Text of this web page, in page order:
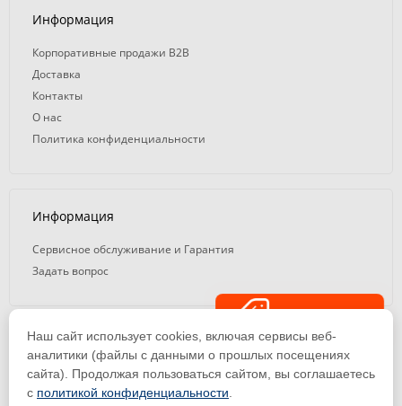
Информация
Корпоративные продажи B2B
Доставка
Контакты
О нас
Политика конфиденциальности
Информация
Сервисное обслуживание и Гарантия
Задать вопрос
© 2008 — 2026. ООО «ТК Вэлд Плюс»
Email: ideasvarki@wp116.ru
Тел.: 8 800 101-08-75 (с 10:00 до 19:00)
Наш сайт использует cookies, включая сервисы веб-
аналитики (файлы с данными о прошлых посещениях
сайта). Продолжая пользоваться сайтом, вы соглашаетесь
с политикой конфиденциальности